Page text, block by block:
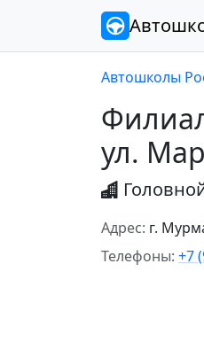
Автошколы
ул.
Адрес: г.
Телефоны: +7